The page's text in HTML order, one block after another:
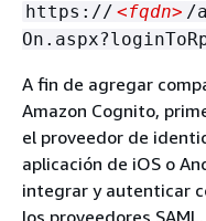
https:// <fqdn> /
A fin de agregar
Amazon Cognito,
el proveedor de
aplicación de iOS o
integrar y autenticar
los proveedores